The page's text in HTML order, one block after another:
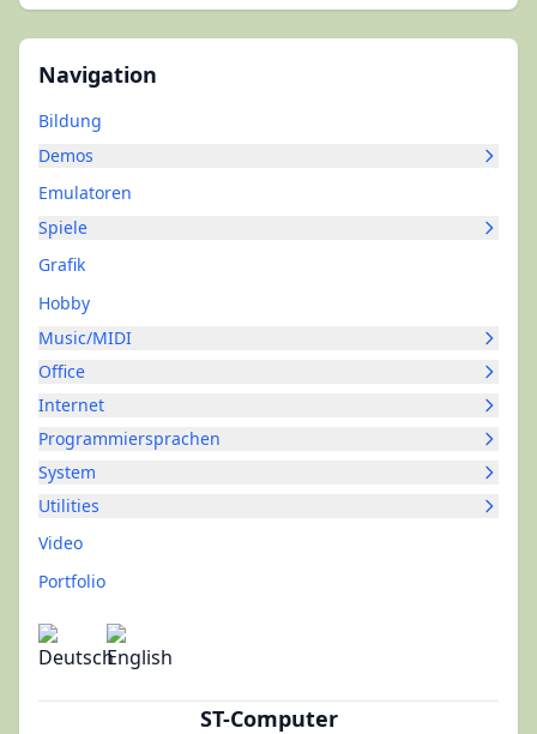
Navigation
Bildung
Demos
Emulatoren
Spiele
Grafik
Hobby
Music/MIDI
Office
Internet
Programmiersprachen
System
Utilities
Video
Portfolio
ST-Computer